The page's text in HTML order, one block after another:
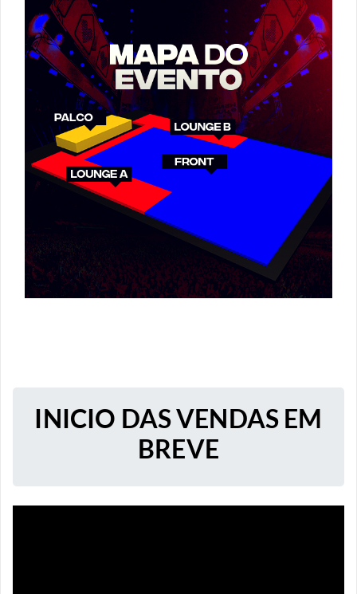
INICIO DAS VENDAS EM
BREVE